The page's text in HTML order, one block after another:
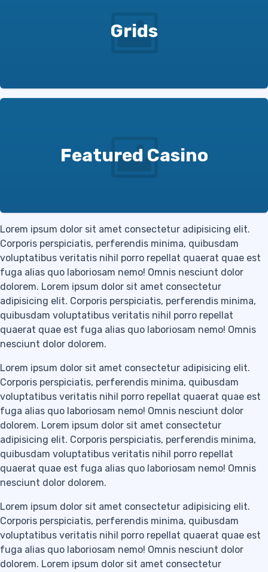
Grids
Featured Casino
Lorem ipsum dolor sit amet consectetur adipisicing elit.
Corporis perspiciatis, perferendis minima, quibusdam
voluptatibus veritatis nihil porro repellat quaerat quae est
fuga alias quo laboriosam nemo! Omnis nesciunt dolor
dolorem. Lorem ipsum dolor sit amet consectetur
adipisicing elit. Corporis perspiciatis, perferendis minima,
quibusdam voluptatibus veritatis nihil porro repellat
quaerat quae est fuga alias quo laboriosam nemo! Omnis
nesciunt dolor dolorem.
Lorem ipsum dolor sit amet consectetur adipisicing elit.
Corporis perspiciatis, perferendis minima, quibusdam
voluptatibus veritatis nihil porro repellat quaerat quae est
fuga alias quo laboriosam nemo! Omnis nesciunt dolor
dolorem. Lorem ipsum dolor sit amet consectetur
adipisicing elit. Corporis perspiciatis, perferendis minima,
quibusdam voluptatibus veritatis nihil porro repellat
quaerat quae est fuga alias quo laboriosam nemo! Omnis
nesciunt dolor dolorem.
Lorem ipsum dolor sit amet consectetur adipisicing elit.
Corporis perspiciatis, perferendis minima, quibusdam
voluptatibus veritatis nihil porro repellat quaerat quae est
fuga alias quo laboriosam nemo! Omnis nesciunt dolor
dolorem. Lorem ipsum dolor sit amet consectetur